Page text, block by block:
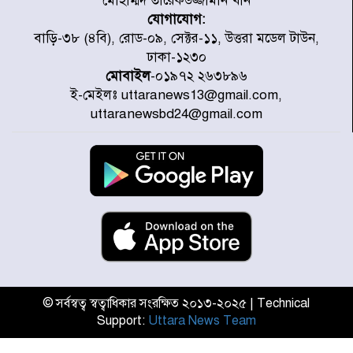
মাতারবাড়ী পৌঁছে নির্ধারিত কর্মসূচিতে
যোগ দিয়েছেন প্রধানমন্ত্রী
জাতীয় সাংবাদিক সংস্থার পিরোজপুর
জেলা কমিটি অনুমোদন
গণঅভ্যুত্থানের তথ্য বিশ্বমিডিয়ায় পৌঁছে
দিতেন আদীব, গুমের চেষ্টা ৩ বার
বাঁশখালীকে বন্যা মুক্ত করার সকল
এমপি
বিদ্যুৎ-জ্বালানি খাতে অস্থিরতা তৈরির
যোগাযোগ:
বাড়ি-৩৮ (৪বি), রোড-০৯, সেক্টর-১১, উত্তরা মডেল টাউন,
ঢাকা-১২৩০
মোবাইল-০১৯৭২ ২৬৩৮৯৬
ই-মেইলঃ uttaranews13@gmail.com,
uttaranewsbd24@gmail.com
© সর্বস্বত্ব স্বত্বাধিকার সংরক্ষিত ২০১৩-২০২৫ | Technical
Support: Uttara News Team